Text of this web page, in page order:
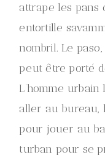
attrape les pans
entortille
nombril. Le
peut être porté
L’homme
aller au bureau,
pour jouer au
turban pour se